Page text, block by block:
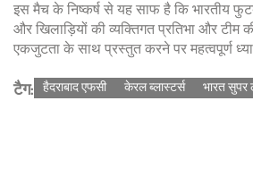
इस मैच के निष्कर्ष से यह साफ है कि भारतीय
और खिलाड़ियों की व्यक्तिगत प्रतिभा और टीम
एकजुटता के साथ प्रस्तुत करने पर महत्वपूर्ण
टैग: हैदराबाद एफसी केरल ब्लास्टर्स भारत सुपर